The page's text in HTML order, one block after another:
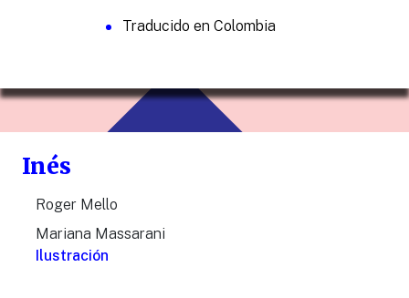
Traducido en Colombia
Inés
Roger Mello
Mariana Massarani
Ilustración